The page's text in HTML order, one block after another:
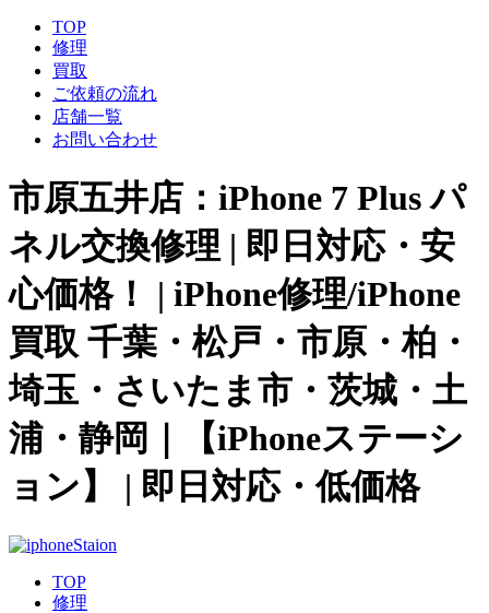
TOP
修理
買取
ご依頼の流れ
店舗一覧
お問い合わせ
市原五井店：iPhone 7 Plus パ
ネル交換修理 | 即日対応・安
心価格！ | iPhone修理/iPhone
買取 千葉・松戸・市原・柏・
埼玉・さいたま市・茨城・土
浦・静岡｜【iPhoneステーシ
ョン】 | 即日対応・低価格
TOP
修理